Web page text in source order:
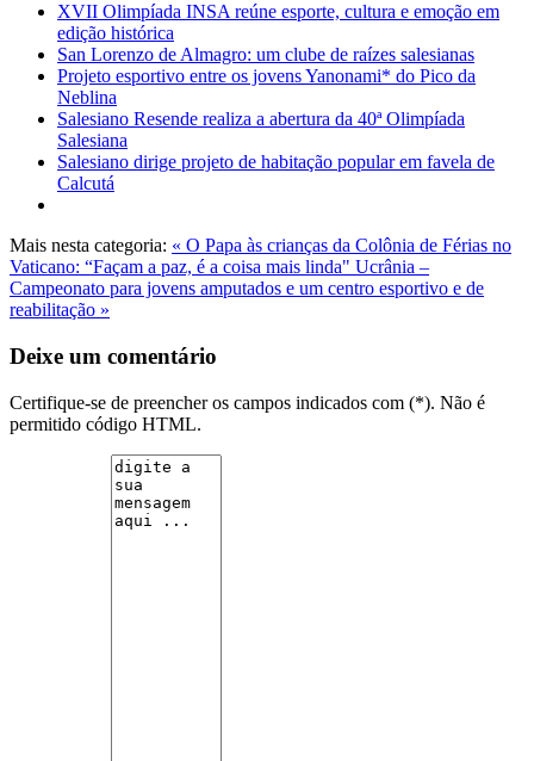
XVII Olimpíada INSA reúne esporte, cultura e emoção em
edição histórica
San Lorenzo de Almagro: um clube de raízes salesianas
Projeto esportivo entre os jovens Yanonami* do Pico da
Neblina
Salesiano Resende realiza a abertura da 40ª Olimpíada
Salesiana
Salesiano dirige projeto de habitação popular em favela de
Calcutá
Mais nesta categoria: « O Papa às crianças da Colônia de Férias no
Vaticano: “Façam a paz, é a coisa mais linda" Ucrânia –
Campeonato para jovens amputados e um centro esportivo e de
reabilitação »
Deixe um comentário
Certifique-se de preencher os campos indicados com (*). Não é
permitido código HTML.